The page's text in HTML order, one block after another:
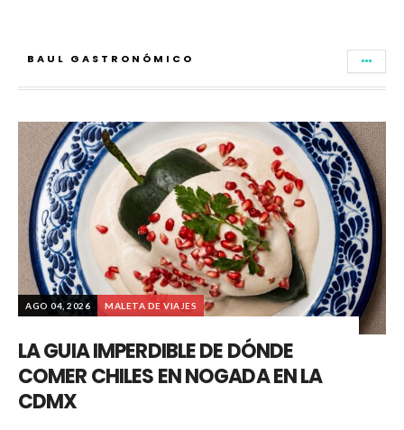
BAUL GASTRONÓMICO
AGO 04, 2026 MALETA DE VIAJES
LA GUIA IMPERDIBLE DE DÓNDE
COMER CHILES EN NOGADA EN LA
CDMX